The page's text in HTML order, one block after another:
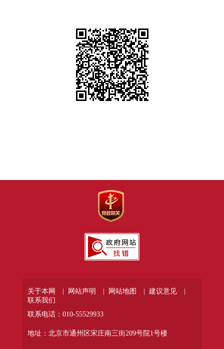
关于本网 | 网站声明 | 网站地图 |
建议意见 |
联系我们
联系电话：010-55529933
地址：北京市通州区宋庄南三街209号院1号楼